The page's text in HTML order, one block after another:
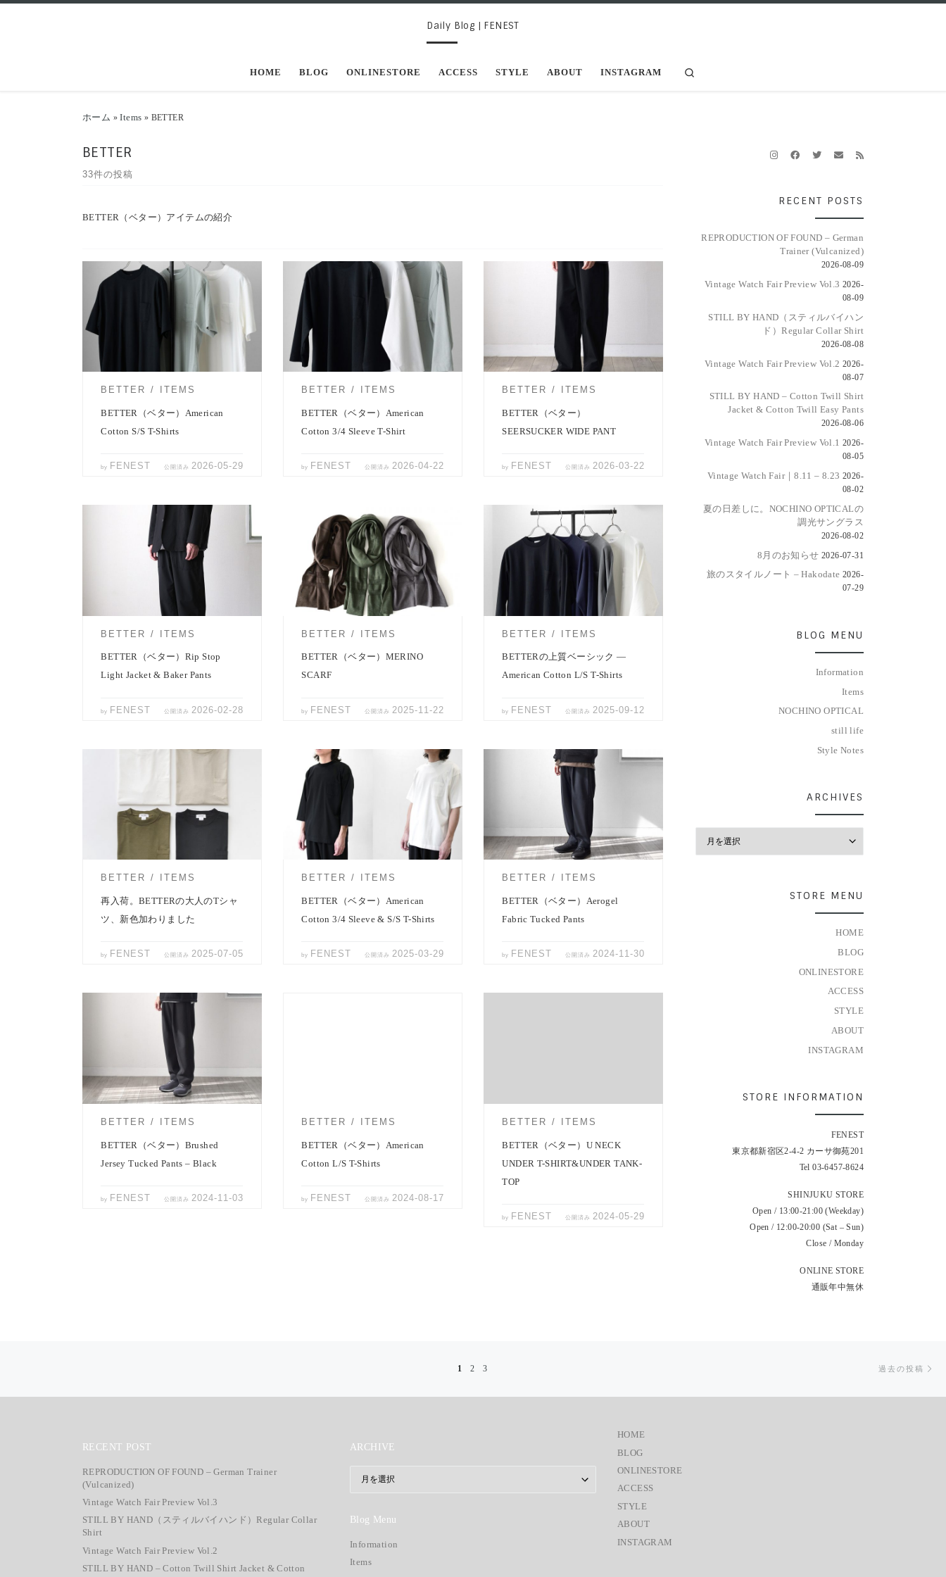
Daily Blog | FENEST
HOME BLOG ONLINESTORE ACCESS STYLE ABOUT INSTAGRAM
ホーム » Items » BETTER
BETTER
33件の投稿
BETTER（ベター）アイテムの紹介
BETTERより定番の半袖クルーネックＴ
シャツ、 「American Cotton S/S T-Sh
[…]
BETTER ITEMS
BETTER（ベター）American
Cotton S/S T-Shirts
by FENEST 公開済み 2026-05-29
BETTERのオリジナル天竺生地による定
番7分袖クルーネックＴシャツ。 今季は
新色のセージグリーンを […]
BETTER ITEMS
BETTER（ベター）American
Cotton 3/4 Sleeve T-Shirt
by FENEST 公開済み 2026-04-22
BETTERの新作、4WAYストレッチシア
サッカーパンツ。 繊維廃棄物から再生
されたポリエステルを使 […]
BETTER ITEMS
BETTER（ベター）
SEERSUCKER WIDE PANT
by FENEST 公開済み 2026-03-22
BETTERより、春先に汎用性の高いセッ
トアップが届きました。セットアップ
でも、単品でも機能するバラ […]
BETTER ITEMS
BETTER（ベター）Rip Stop
Light Jacket & Baker Pants
by FENEST 公開済み 2026-02-28
BETTER – MERINO SCARF そろそろ
巻物も気になる季節。 […]
BETTER ITEMS
BETTER（ベター）MERINO
SCARF
by FENEST 公開済み 2025-11-22
ようやく朝晩の空気に涼しさが混じ
り、秋の気配を感じられるようになっ
てきました。 BETTERの定番、 […]
BETTER ITEMS
BETTERの上質ベーシック ―
American Cotton L/S T-Shirts
by FENEST 公開済み 2025-09-12
加えて再入荷しました。 ご好評いただ
いている、BET […]
BETTER ITEMS
再入荷。BETTERの大人のTシャ
ツ、新色加わりました
by FENEST 公開済み 2025-07-05
BETTERより定番オリジナル素材を使っ
た7分袖Ｔシャツと半袖Ｔシャツのご紹
介。 それぞれ以前の型よ […]
BETTER ITEMS
BETTER（ベター）American
Cotton 3/4 Sleeve & S/S T-Shirts
by FENEST 公開済み 2025-03-29
冬パンツ最後のご紹介です。 BETTER
の1タックイージーパンツ「Aerogel
BETTER ITEMS
BETTER（ベター）Aerogel
Fabric Tucked Pants
by FENEST 公開済み 2024-11-30
BETTERの新作1タックイージーパンツ
「Brushed Jersey Tucked […]
BETTER ITEMS
BETTER（ベター）Brushed
Jersey Tucked Pants – Black
by FENEST 公開済み 2024-11-03
BETTER ITEMS
BETTER（ベター）American
Cotton L/S T-Shirts
by FENEST 公開済み 2024-08-17
BETTER ITEMS
BETTER（ベター）U NECK
UNDER T-SHIRT&UNDER TANK-
TOP
by FENEST 公開済み 2024-05-29
RECENT POSTS
REPRODUCTION OF FOUND – German
Trainer (Vulcanized)
2026-08-09
Vintage Watch Fair Preview Vol.3 2026-
08-09
STILL BY HAND（スティルバイハン
ド）Regular Collar Shirt
2026-08-08
Vintage Watch Fair Preview Vol.2 2026-
08-07
STILL BY HAND – Cotton Twill Shirt
Jacket & Cotton Twill Easy Pants
2026-08-06
Vintage Watch Fair Preview Vol.1 2026-
08-05
Vintage Watch Fair｜8.11 – 8.23 2026-
08-02
夏の日差しに。NOCHINO OPTICALの
調光サングラス
2026-08-02
8月のお知らせ 2026-07-31
旅のスタイルノート – Hakodate 2026-
07-29
BLOG MENU
Information
Items
NOCHINO OPTICAL
still life
Style Notes
ARCHIVES
STORE MENU
HOME
BLOG
ONLINESTORE
ACCESS
STYLE
ABOUT
INSTAGRAM
STORE INFORMATION
FENEST
東京都新宿区2-4-2 カーサ御苑201
Tel 03-6457-8624
SHINJUKU STORE
Open / 13:00-21:00 (Weekday)
Open / 12:00-20:00 (Sat – Sun)
Close / Monday
ONLINE STORE
通販年中無休
1 2 3 過去の投稿
RECENT POST
REPRODUCTION OF FOUND – German Trainer
(Vulcanized)
Vintage Watch Fair Preview Vol.3
STILL BY HAND（スティルバイハンド）Regular Collar
Shirt
Vintage Watch Fair Preview Vol.2
STILL BY HAND – Cotton Twill Shirt Jacket & Cotton
ARCHIVE
Blog Menu
Information
Items
HOME
BLOG
ONLINESTORE
ACCESS
STYLE
ABOUT
INSTAGRAM